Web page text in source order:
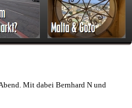
Mit dabei Bernhard N und